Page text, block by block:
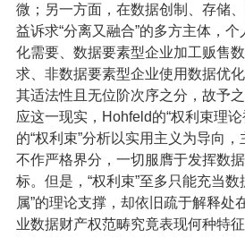
微；另一方面，在数据创制、存储
益诉求“分离又融合”的多方主体，
化需要、数据要素型企业加工贩售
求、非数据要素型企业使用数据优
其适法性且无位阶次序之分，故予
应这一现实，Hohfeld的“权利束理
的“权利束”分析以实用主义为导向
不作严格界分，一切服膺于发挥数
标。但是，“权利束”至多只能充当
属”的理论支撑，却依旧疏于解释处
业数据财产权范畴究竟表现何种特